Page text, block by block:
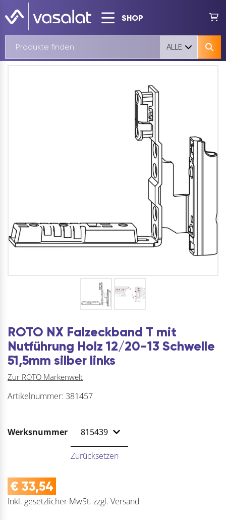
SHOP
ALLE
ROTO NX Falzeckband T mit
Nutführung Holz 12/20-13 Schwelle
51,5mm silber links
Zur ROTO Markenwelt
Artikelnummer: 381457
Werksnummer
Zurücksetzen
€ 33,54
Inkl. gesetzlicher MwSt. zzgl. Versand